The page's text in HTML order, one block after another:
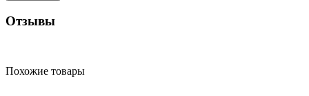
Отзывы
Похожие товары